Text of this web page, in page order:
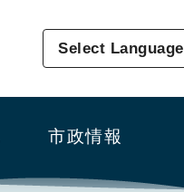
Select Language
市政情報